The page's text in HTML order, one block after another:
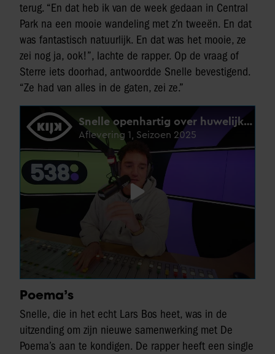
terug. “En dat heb ik van de week gedaan in Central
Park na een mooie wandeling met z’n tweeën. En dat
was fantastisch natuurlijk. En dat was het mooie, ze
zei nog ja, ook!”, lachte de rapper. Op de vraag of
Sterre iets doorhad, antwoordde Snelle bevestigend.
“Ze had van alles in de gaten, zei ze.”
Poema’s
Snelle, die in het echt Lars Bos heet, was in de
uitzending om zijn nieuwe samenwerking met De
Poema’s aan te kondigen. De rapper heeft een single